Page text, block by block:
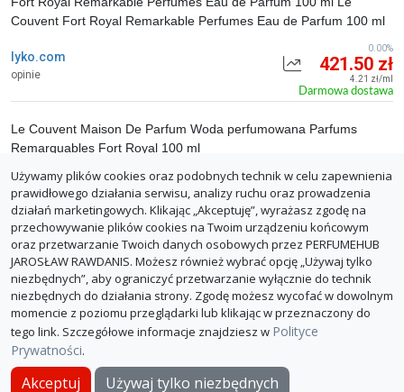
lyko.com
opinie
Couvent Fort Royal Remarkable Perfumes Eau de Parfum 100 ml
421.50 zł
4.21 zł/ml
Darmowa dostawa
0.00%
douglas.pl
opinie
Le Couvent Maison De Parfum Woda perfumowana Parfums
Remarquables Fort Royal 100 ml
485.89 zł
Darmowa dostawa
0.00%
ZGŁOŚ BŁĄD
O PerfumeHub Polityka Prywatności Dla sklepów
Używamy plików cookies oraz podobnych technik w celu zapewnienia
prawidłowego działania serwisu, analizy ruchu oraz prowadzenia
działań marketingowych. Klikając „Akceptuję”, wyrażasz zgodę na
przechowywanie plików cookies na Twoim urządzeniu końcowym
oraz przetwarzanie Twoich danych osobowych przez PERFUMEHUB
JAROSŁAW RAWDANIS. Możesz również wybrać opcję „Używaj tylko
niezbędnych”, aby ograniczyć przetwarzanie wyłącznie do technik
niezbędnych do działania strony. Zgodę możesz wycofać w dowolnym
momencie z poziomu przeglądarki lub klikając w przeznaczony do
tego link. Szczegółowe informacje znajdziesz w Polityce
Prywatności.
Akceptuj Używaj tylko niezbędnych